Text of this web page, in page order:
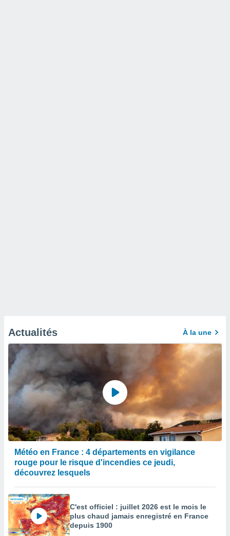
Actualités À la une
Météo en France : 4 départements en vigilance
rouge pour le risque d'incendies ce jeudi,
découvrez lesquels
C'est officiel : juillet 2026 est le mois le
plus chaud jamais enregistré en France
depuis 1900